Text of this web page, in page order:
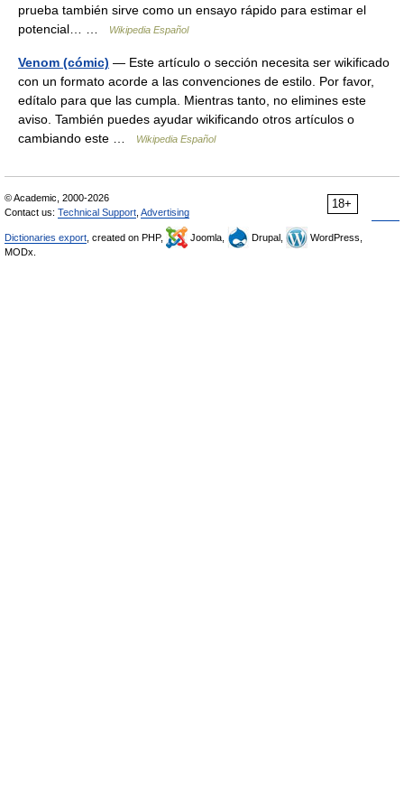
prueba también sirve como un ensayo rápido para estimar el
potencial… …
Wikipedia Español
Venom (cómic) — Este artículo o sección necesita ser wikificado
con un formato acorde a las convenciones de estilo. Por favor,
edítalo para que las cumpla. Mientras tanto, no elimines este
aviso. También puedes ayudar wikificando otros artículos o
cambiando este …
Wikipedia Español
18+
© Academic, 2000-2026
Contact us: Technical Support Advertising
Dictionaries export , created on PHP, Joomla, Drupal,
WordPress,
MODx.